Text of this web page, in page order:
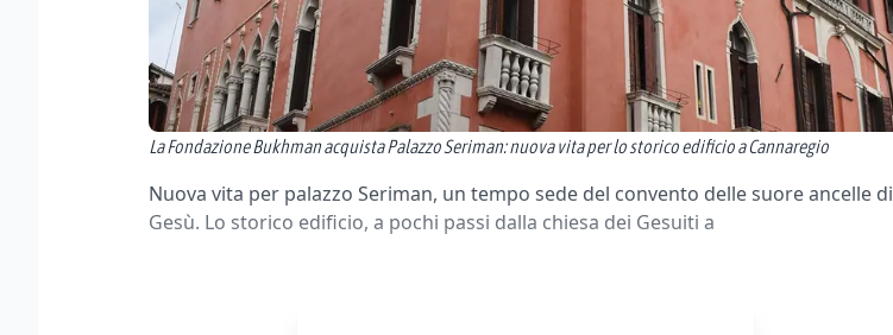
La Fondazione Bukhman acquista Palazzo Seriman: nuova vita per lo storico edificio a Cannaregio
Nuova vita per palazzo Seriman, un tempo sede del convento delle suore ancelle di
Gesù. Lo storico edificio, a pochi passi dalla chiesa dei Gesuiti a